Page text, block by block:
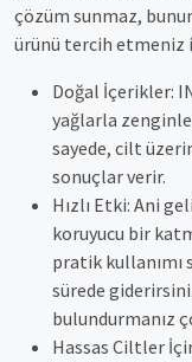
çözüm sunmaz,
ürünü tercih etmeniz
Doğal İçerikler:
yağlarla
sayede, cilt
sonuçlar verir.
Hızlı Etki: Ani
koruyucu bir
pratik kullanımı
sürede
bulundurmanız
Hassas Ciltler